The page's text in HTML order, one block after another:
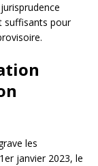
suffisants pour
les
janvier 2023, le